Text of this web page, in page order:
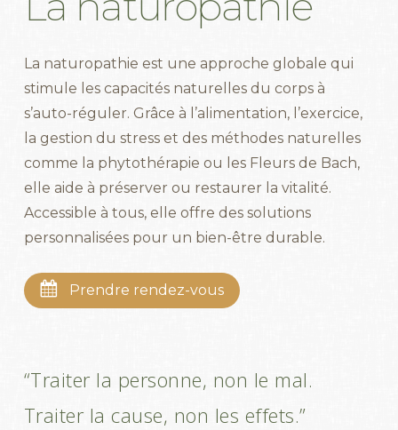
La naturopathie est une approche globale qui
stimule les capacités naturelles du corps à
s’auto-réguler. Grâce à l’alimentation, l’exercice,
la gestion du stress et des méthodes naturelles
comme la phytothérapie ou les Fleurs de Bach,
elle aide à préserver ou restaurer la vitalité.
Accessible à tous, elle offre des solutions
personnalisées pour un bien-être durable.
Prendre rendez-vous
“Traiter la personne, non le mal.
Traiter la cause, non les effets.”